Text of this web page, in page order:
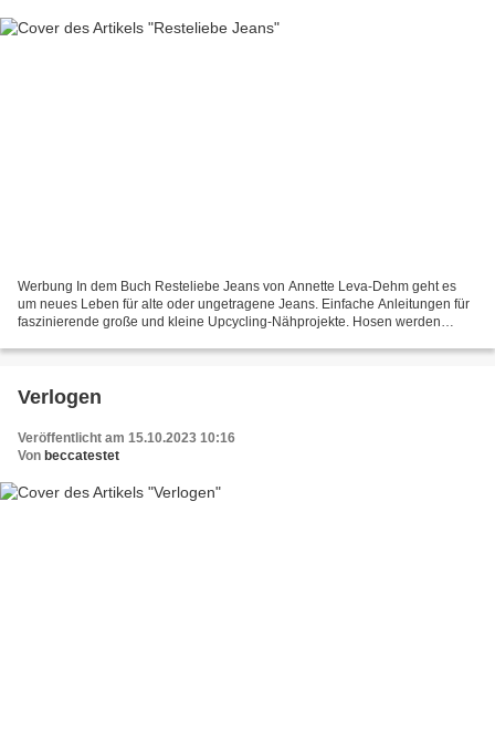
Werbung In dem Buch Resteliebe Jeans von Annette Leva-Dehm geht es
um neues Leben für alte oder ungetragene Jeans. Einfache Anleitungen für
faszinierende große und kleine Upcycling-Nähprojekte. Hosen werden
Verlogen
Veröffentlicht am 15.10.2023 10:16
Von beccatestet